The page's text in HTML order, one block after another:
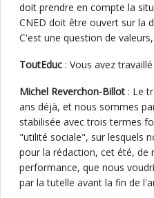
doit prendre en compte la
CNED doit être ouvert sur la
C'est une question de
ToutEduc : Vous avez
Michel Reverchon-Billot : Le
ans déjà, et nous sommes
stabilisée avec trois termes
"utilité sociale", sur lesquels
pour la rédaction, cet été,
performance, que nous
par la tutelle avant la fin de